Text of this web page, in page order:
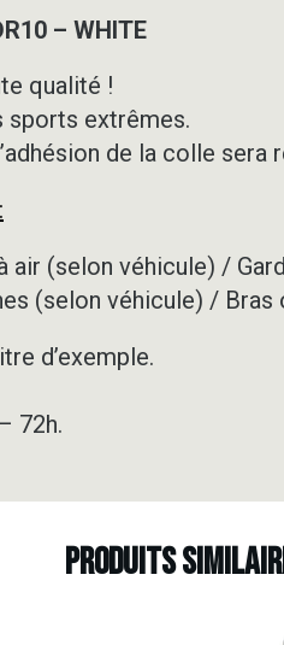
– WHITE
qualité !
sports extrêmes.
de la colle sera
(selon véhicule) /
(selon véhicule) /
d’exemple.
72h.
Produits